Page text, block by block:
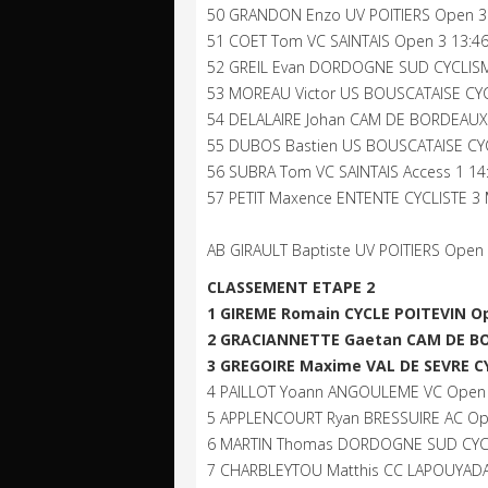
50 GRANDON Enzo UV POITIERS Open
51 COET Tom VC SAINTAIS Open 3 13:46
52 GREIL Evan DORDOGNE SUD
53 MOREAU Victor US BOUSCATAISE
54 DELALAIRE Johan CAM DE
55 DUBOS Bastien US BOUSCATAISE
56 SUBRA Tom VC SAINTAIS Access 1
57 PETIT Maxence ENTENTE CYCLISTE
AB GIRAULT Baptiste UV POITIERS
CLASSEMENT ETAPE 2
1 GIREME Romain CYCLE POITEVIN
2 GRACIANNETTE Gaetan CAM DE
3 GREGOIRE Maxime VAL DE SEVRE
4 PAILLOT Yoann ANGOULEME VC
5 APPLENCOURT Ryan BRESSUIRE AC
6 MARTIN Thomas DORDOGNE SUD
7 CHARBLEYTOU Matthis CC